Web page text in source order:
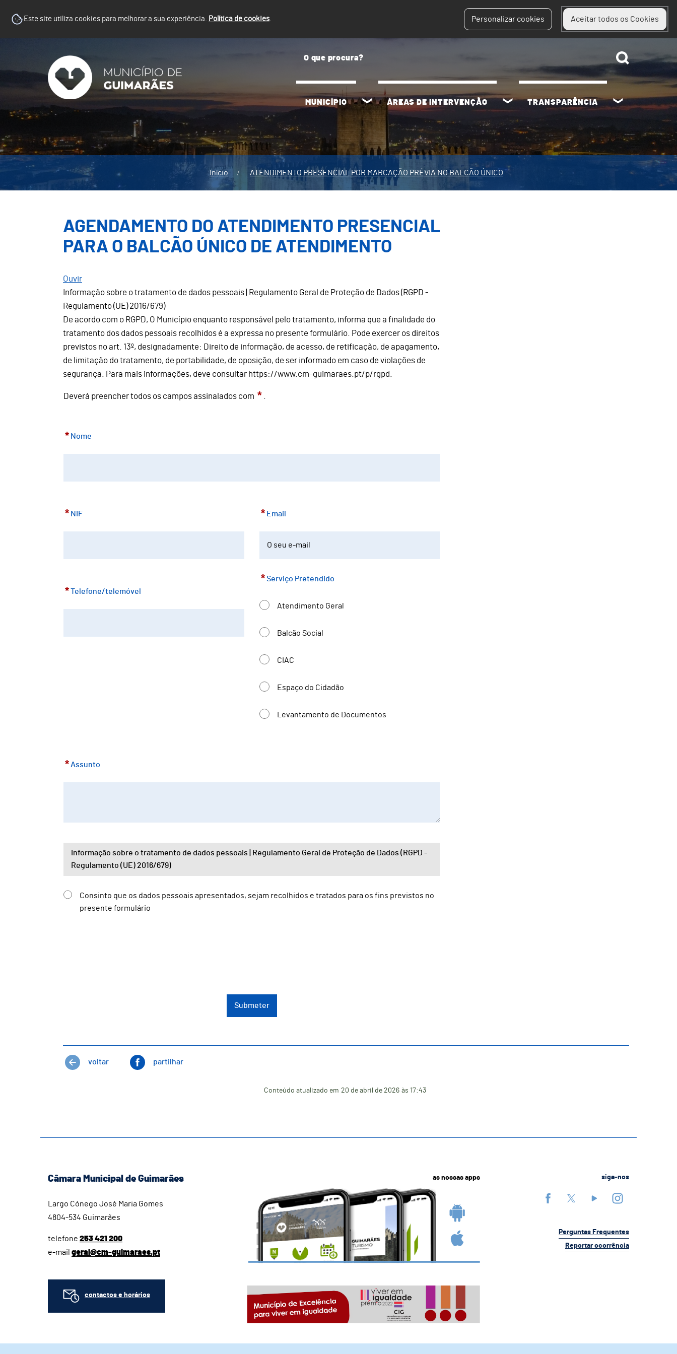
Este site utiliza cookies para melhorar a sua experiência. Política de cookies. Personalizar cookies Aceitar todos os Cookies
MUNICÍPIO ÁREAS DE INTERVENÇÃO TRANSPARÊNCIA
Início ATENDIMENTO PRESENCIAL POR MARCAÇÃO PRÉVIA NO BALCÃO ÚNICO
AGENDAMENTO DO ATENDIMENTO PRESENCIAL
PARA O BALCÃO ÚNICO DE ATENDIMENTO
Ouvir
Informação sobre o tratamento de dados pessoais | Regulamento Geral de Proteção de Dados (RGPD -
Regulamento (UE) 2016/679)
De acordo com o RGPD, O Município enquanto responsável pelo tratamento, informa que a finalidade do
tratamento dos dados pessoais recolhidos é a expressa no presente formulário. Pode exercer os direitos
previstos no art. 13º, designadamente: Direito de informação, de acesso, de retificação, de apagamento,
de limitação do tratamento, de portabilidade, de oposição, de ser informado em caso de violações de
segurança. Para mais informações, deve consultar https://www.cm-guimaraes.pt/p/rgpd.
Deverá preencher todos os campos assinalados com *
* Nome
* NIF * Email
*Telefone/telemóvel
*Serviço Pretendido
Atendimento Geral
Balcão Social
CIAC
Espaço do Cidadão
Levantamento de Documentos
* Assunto
Informação sobre o tratamento de dados pessoais | Regulamento Geral de Proteção de Dados (RGPD -
Regulamento (UE) 2016/679)
Consinto que os dados pessoais apresentados, sejam recolhidos e tratados para os fins previstos no
presente formulário
Submeter
voltar partilhar
Conteúdo atualizado em 20 de abril de 2026 às 17:43
Câmara Municipal de Guimarães
Largo Cónego José Maria Gomes
4804-534 Guimarães
telefone 253 421 200
e-mail geral@cm-guimaraes.pt
contactos e horários
as nossas apps siga-nos
Perguntas Frequentes
Reportar ocorrência